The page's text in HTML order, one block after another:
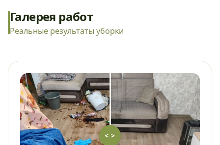
Галерея работ
Реальные результаты уборки
< >